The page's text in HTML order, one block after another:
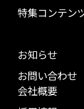
特集コンテン
お知らせ
お問い合わせ
会社概要